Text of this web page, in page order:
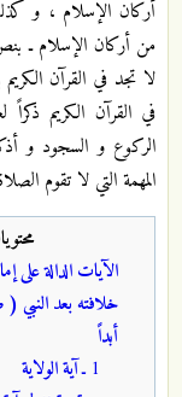
أركان الإسلام ،‌ و
من أركان الإسلام ـ
لا تجد في القرآن الكريم
في القرآن الكريم
الركوع و السجود و
المهمة التي لا تقوم
الآيات الدالة على
خلافته بعد النبي (
أبداً
1 ـ آية الولاية